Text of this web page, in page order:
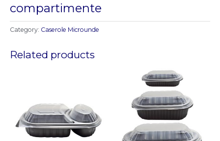
compartimente
Category: Caserole Microunde
Related products